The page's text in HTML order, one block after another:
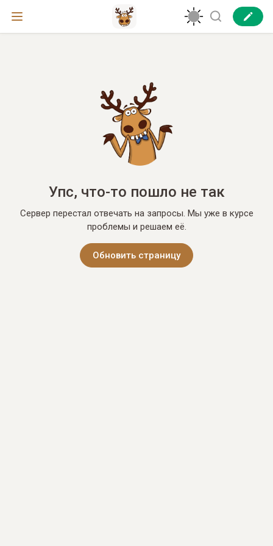
Упс, что-то пошло не так
Сервер перестал отвечать на запросы. Мы уже в курсе
проблемы и решаем её.
Обновить страницу